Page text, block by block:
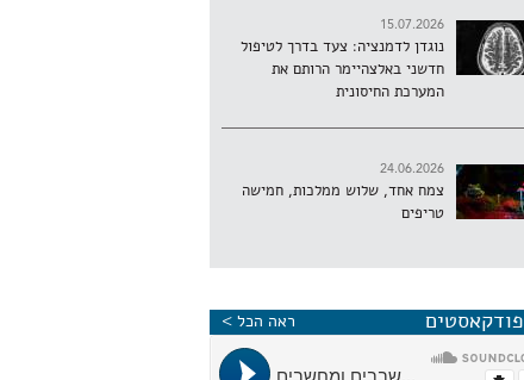
15.07.2026
נוגדן לדמנציה: צעד בדרך לטיפול
חדשני באלצהיימר הרותם את
המערכת החיסונית
24.06.2026
צמח אחד, שלוש ממלכות, חמישה
טריפים
פודקאסטים ראה הכל >